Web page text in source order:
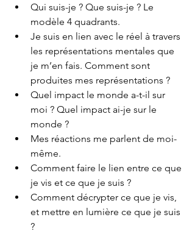
Qui suis-je ? Que suis-je ? Le
modèle 4 quadrants.
Je suis en lien avec le réel à travers
les représentations mentales que
je m’en fais. Comment sont
produites mes représentations ?
Quel impact le monde a-t-il sur
moi ? Quel impact ai-je sur le
monde ?
Mes réactions me parlent de moi-
même.
Comment faire le lien entre ce que
je vis et ce que je suis ?
Comment décrypter ce que je vis,
et mettre en lumière ce que je suis
?